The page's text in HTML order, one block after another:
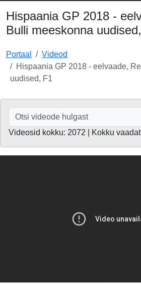
Hispaania GP 2018 -
Bulli meeskonna
Portaal
Videod
Hispaania GP 2018 - eelvaade,
uudised, F1
Videosid kokku: 2072 | Kokku